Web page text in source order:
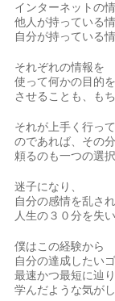
インターネットの情
他人が持っている情
自分が持っている情
それぞれの情報を
使って何かの目的
させることも、も
それが上手く行っ
のであれば、その
頼るのも一つの選
迷子になり、
自分の感情を乱され
人生の３０分を失
僕はこの経験から
自分の達成したい
最速かつ最短に辿
学んだような気がし